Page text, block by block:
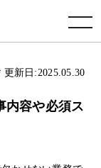
toggle navigation
更新日:2025.05.30
内容や必須ス